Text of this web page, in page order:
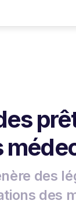
des
des